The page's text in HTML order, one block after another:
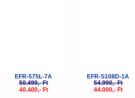
EFR-575L-7A
50.490,- Ft
40.400,- Ft
EFR-S108D-1A
54.990,- Ft
44.000,- Ft